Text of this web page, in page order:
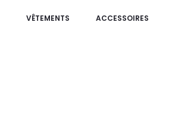
VÊTEMENTS ACCESSOIRES